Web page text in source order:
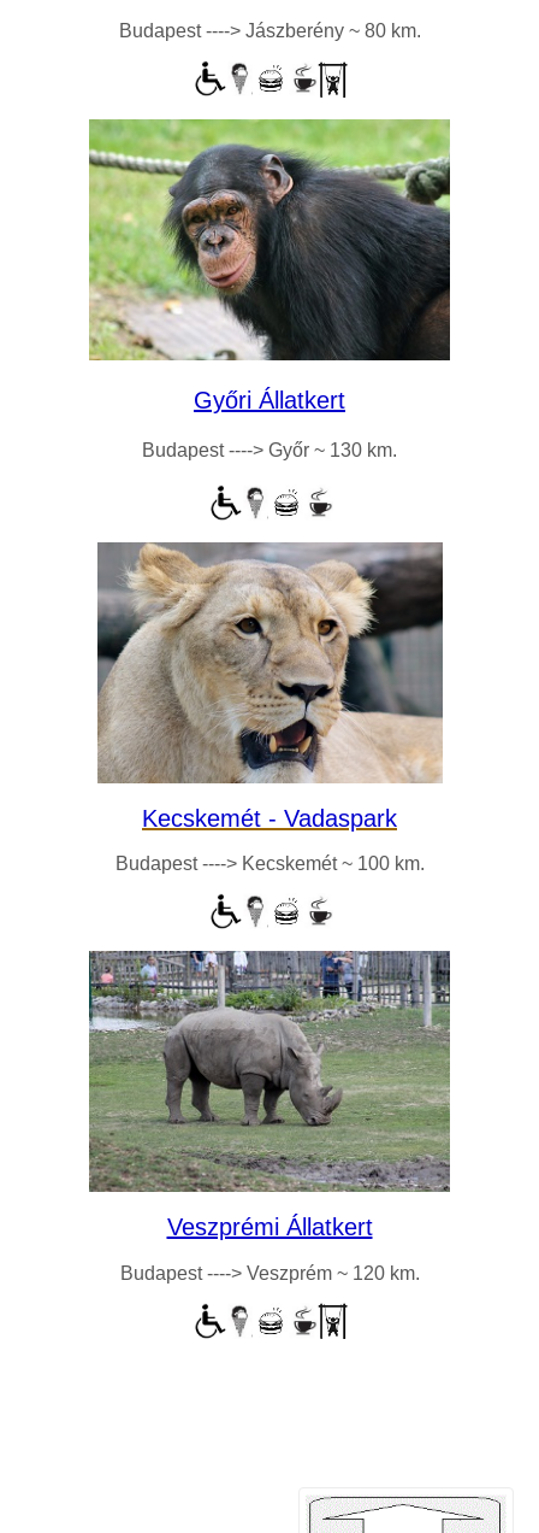
Budapest ----> Jászberény ~ 80 km.
Győri Állatkert
Budapest ----> Győr ~ 130 km.
Kecskemét - Vadaspark
Budapest ----> Kecskemét ~ 100 km.
Veszprémi Állatkert
Budapest ----> Veszprém ~ 120 km.